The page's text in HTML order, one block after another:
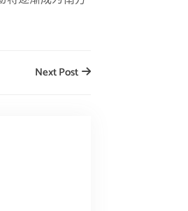
Next Post